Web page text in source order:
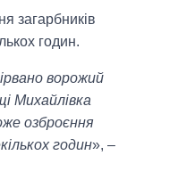
загарбників
годин.
ворожий
Михайлівка
озброєння
годин», –